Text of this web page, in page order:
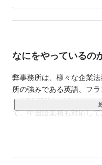
気付いたことは、そうし
れており、かつ、法的な
きる人は数少ないです。
う
なにをやっているの
弊事務所は、様々な企業
所の強みである英語、フ
った”を解決してきました
て、中国語業務も対応し
弊事務所の強みは、既存